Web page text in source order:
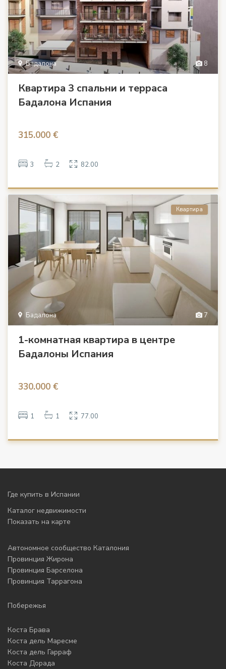
8
Бадалона
Квартира 3 спальни и терраса
Бадалона Испания
315.000 €
3 2 82.00
7
Бадалона
Квартира
1-комнатная квартира в центре
Бадалоны Испания
330.000 €
1 1 77.00
Где купить в Испании
Каталог недвижимости
Показать на карте
Автономное сообщество Каталония
Провинция Жирона
Провинция Барселона
Провинция Таррагона
Побережья
Коста Брава
Коста дель Маресме
Коста дель Гарраф
Коста Дорада